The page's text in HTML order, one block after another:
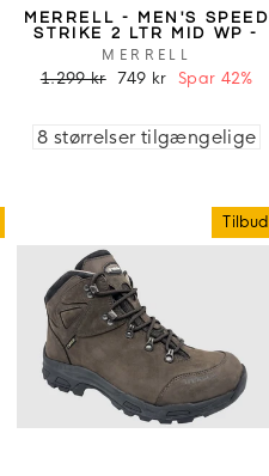
MERRELL - MEN'S SPEED
STRIKE 2 LTR MID WP -
MOLE
MERRELL
1.299 kr 749 kr Spar 42%
8 størrelser tilgængelige
Tilbud